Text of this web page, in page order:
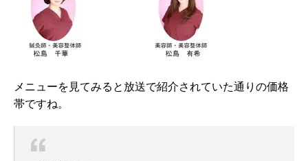
メニューを見てみると放送で紹介されていた通りの価格
帯ですね。